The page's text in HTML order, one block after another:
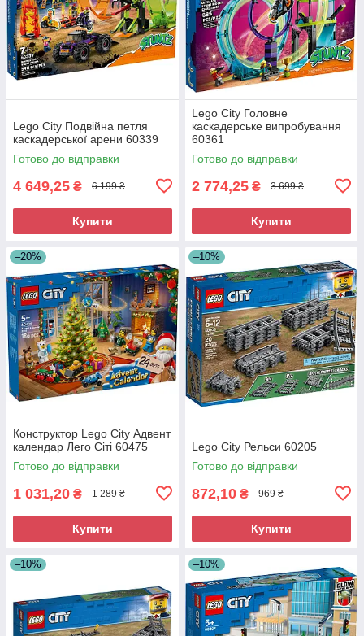
Lego City Подвійна петля
каскадерської арени 60339
Готово до відправки
4 649,25 ₴ 6 199 ₴
Купити
Lego City Головне
каскадерське випробування
60361
Готово до відправки
2 774,25 ₴ 3 699 ₴
Купити
–20%
Конструктор Lego City Адвент
календар Лего Сіті 60475
Готово до відправки
1 031,20 ₴ 1 289 ₴
Купити
–10%
Lego City Рельси 60205
Готово до відправки
872,10 ₴ 969 ₴
Купити
–10% –10%